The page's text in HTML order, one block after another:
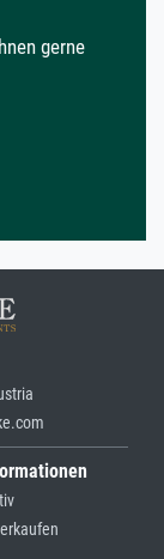
gerne